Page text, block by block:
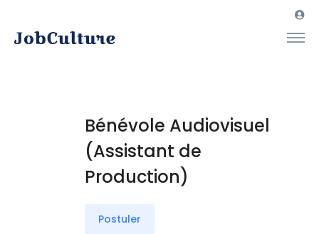
Bénévole Audiovisuel
(Assistant de
Production)
Postuler